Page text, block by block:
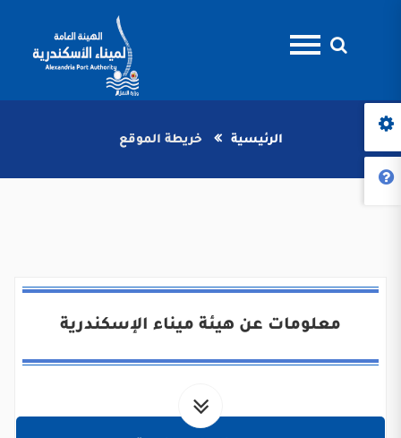
الرئيسية خريطة الموقع
معلومات عن هيئة ميناء الإسكندرية